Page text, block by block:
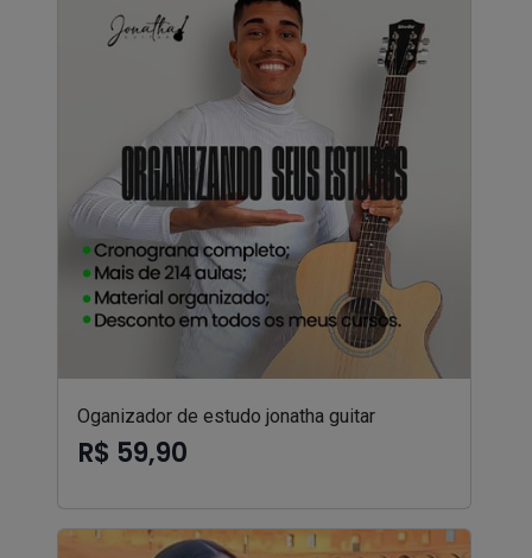
Oganizador de estudo jonatha guitar
R$ 59,90